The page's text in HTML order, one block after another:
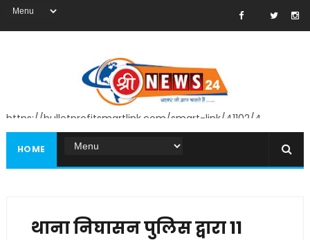
https://bulletprofitsmartlink.com/smart-link/41102/4
HOME
थाना निघासन पुलिस द्वारा 11